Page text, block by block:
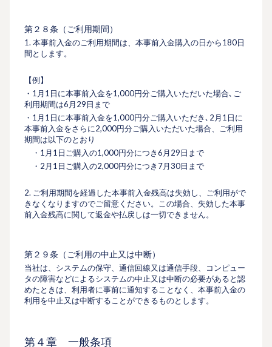
第２８条（ご利用期間）
1. 本事前入金のご利⽤期間は、本事前入金購入の日から180日
間とします。
【例】
・1月1日に本事前入金を1,000円分ご購入いただいた場合､ご
利用期間は6月29日まで
・1月1日に本事前入金を1,000円分ご購入いただき､2月1日に
本事前入金をさらに2,000円分ご購入いただいた場合、ご利用
期間は以下のとおり
・1月1日ご購入の1,000円分につき6月29日まで
・2月1日ご購入の2,000円分につき7月30日まで
2. ご利用期間を経過した本事前入金残高は失効し、ご利用がで
きなくなりますのでご留意ください。この場合、失効した本事
前入金残高に関して返金や払戻しは一切できません。
第２９条（ご利用の中止又は中断）
当社は、システムの保守、通信回線又は通信手段、コンピュー
タの障害などによるシステムの中止又は中断の必要があると認
めたときは、利用者に事前に通知することなく、本事前入金の
利用を中止又は中断することができるものとします。
第４章 ⼀般条項